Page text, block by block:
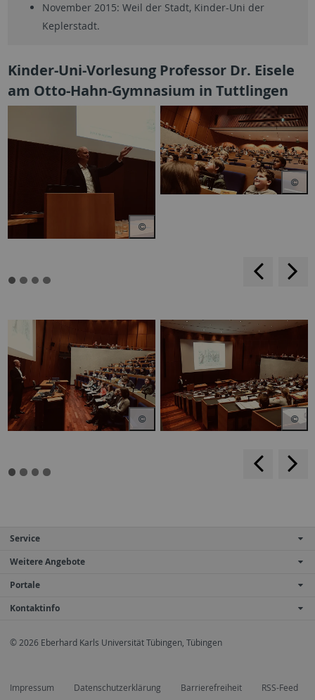
November 2015: Weil der Stadt, Kinder-Uni der
Keplerstadt.
Kinder-Uni-Vorlesung Professor Dr. Eisele
am Otto-Hahn-Gymnasium in Tuttlingen
Service
Weitere Angebote
Portale
Kontaktinfo
© 2026 Eberhard Karls Universität Tübingen, Tübingen
Impressum Datenschutzerklärung Barrierefreiheit RSS-Feed